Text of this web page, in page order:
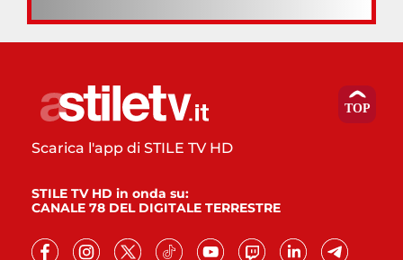
Scarica l'app di STILE TV HD
STILE TV HD in onda su:
CANALE 78 DEL DIGITALE TERRESTRE